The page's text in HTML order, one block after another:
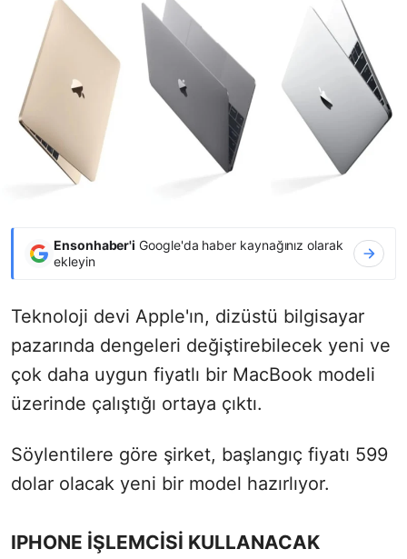
Ensonhaber'i Google'da haber kaynağınız olarak
ekleyin
Teknoloji devi Apple'ın, dizüstü bilgisayar
pazarında dengeleri değiştirebilecek yeni ve
çok daha uygun fiyatlı bir MacBook modeli
üzerinde çalıştığı ortaya çıktı.
Söylentilere göre şirket, başlangıç fiyatı 599
dolar olacak yeni bir model hazırlıyor.
IPHONE İŞLEMCİSİ KULLANACAK